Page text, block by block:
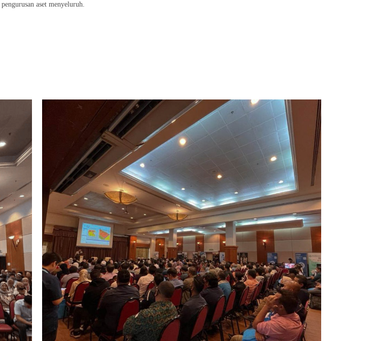
aset menyeluruh.